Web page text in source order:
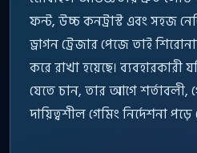
ফন্ট, উচ্চ কনট্রাস্ট এবং সহজ
ড্রাগন ট্রেজার পেজে তাই
করে রাখা হয়েছে। ব্যবহারকারী
যেতে চান, তার আগে শর্তাবলী,
দায়িত্বশীল গেমিং নির্দেশনা